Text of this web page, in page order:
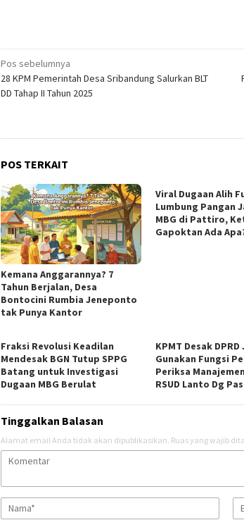
Navigasi
pos
Pos sebelumnya
28 KPM Pemerintah Desa Sribandung Salurkan BLT
DD Tahap II Tahun 2025
POS TERKAIT
Kemana Anggarannya? 7
Tahun Berjalan, Desa
Bontocini Rumbia Jeneponto
tak Punya Kantor
Viral Dugaan Alih
Lumbung Pangan
MBG di Pattiro,
Gapoktan Ada
Fraksi Revolusi Keadilan
Mendesak BGN Tutup SPPG
Batang untuk Investigasi
Dugaan MBG Berulat
KPMT Desak
Gunakan Fungsi
Periksa
RSUD Lanto Dg
Tinggalkan Balasan
Alamat email Anda tidak akan dipublikasikan. Ruas yang wajib